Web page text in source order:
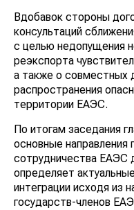
Вдобавок стороны
консультаций
с целью недопущения
реэкспорта
а также о совместных
распространения
территории ЕАЭС.
По итогам заседания
основные
сотрудничества ЕАЭС
определяет
интеграции исходя из
государств-членов